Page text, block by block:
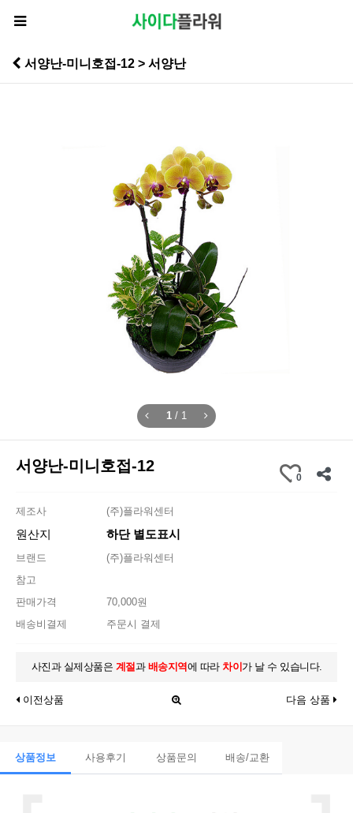
서양난-미니호접-12 > 서양난
1 / 1
서양난-미니호접-12
0
제조사 (주)플라워센터
원산지 하단 별도표시
브랜드
(주)플라워센터
참고
판매가격
70,000원
배송비결제
주문시 결제
사진과 실제상품은 계절과 배송지역에 따라 차이 가 날 수 있습니다.
이전상품 다음 상품
상품정보 사용후기 상품문의 배송/교환